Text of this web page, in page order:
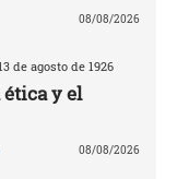
08/08/2026
de agosto de 1926
ética y el
08/08/2026